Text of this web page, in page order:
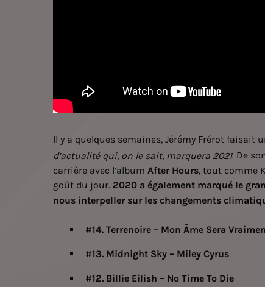
Il y a quelques semaines, Jérémy Frérot faisait
d’actualité qui, on le sait, marquera 2021. De
carrière avec l’album After Hours, tout comme
goût du jour. 2020 a également marqué le
nous interpeller sur les changements
#14. Terrenoire – Mon Âme Sera
#13. Midnight Sky – Miley Cyrus
#12. Billie Eilish – No Time To Die